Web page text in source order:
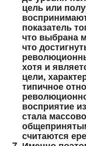
цель или
показатель
что выбрана
что
хотя и
цели,
типичное
восприятие
стала
считаются